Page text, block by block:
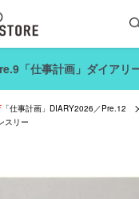
「仕事計画」ダイアリ
「仕事計画」DIARY2026／Pre.12
スリー